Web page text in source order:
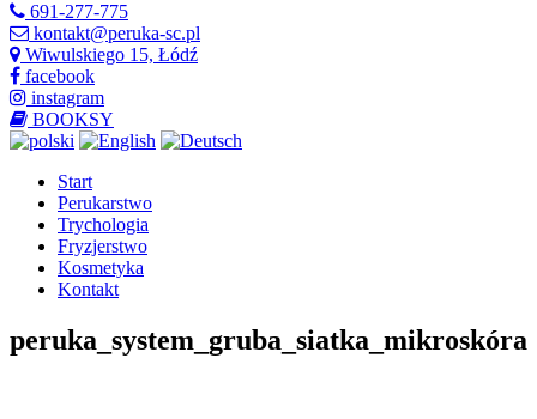
691-277-775
kontakt@peruka-sc.pl
Wiwulskiego 15, Łódź
facebook
instagram
BOOKSY
Start
Perukarstwo
Trychologia
Fryzjerstwo
Kosmetyka
Kontakt
peruka_system_gruba_siatka_mikroskóra